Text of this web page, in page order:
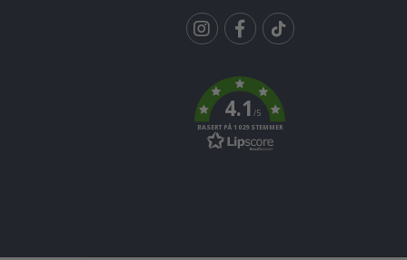
k
4.1/5
BASERT PÅ 1029 STEMMER